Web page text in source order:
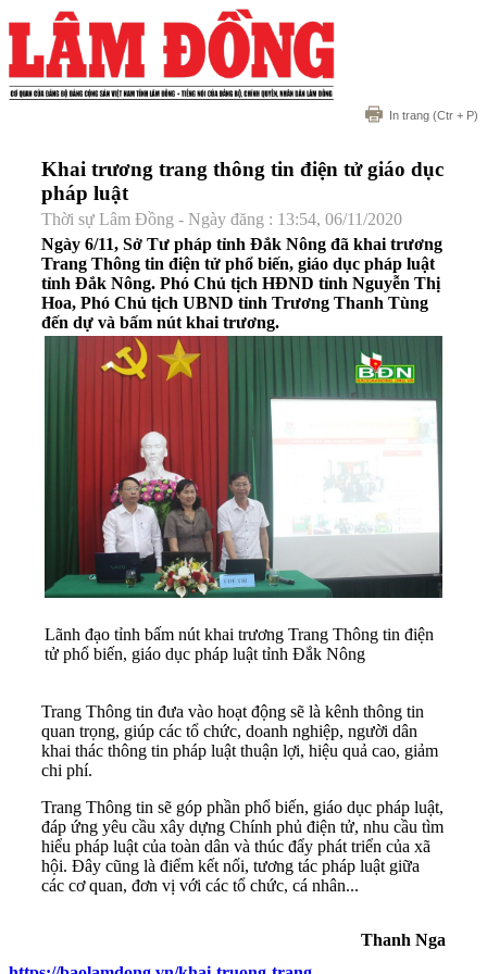
In trang (Ctr + P)
Khai trương trang thông tin điện tử giáo dục
pháp luật
Thời sự Lâm Đồng - Ngày đăng : 13:54, 06/11/2020
Ngày 6/11, Sở Tư pháp tỉnh Đắk Nông đã khai trương
Trang Thông tin điện tử phổ biến, giáo dục pháp luật
tỉnh Đắk Nông. Phó Chủ tịch HĐND tỉnh Nguyễn Thị
Hoa, Phó Chủ tịch UBND tỉnh Trương Thanh Tùng
đến dự và bấm nút khai trương.
Lãnh đạo tỉnh bấm nút khai trương Trang Thông tin điện
tử phổ biến, giáo dục pháp luật tỉnh Đắk Nông
Trang Thông tin đưa vào hoạt động sẽ là kênh thông tin
quan trọng, giúp các tổ chức, doanh nghiệp, người dân
khai thác thông tin pháp luật thuận lợi, hiệu quả cao, giảm
chi phí.
Trang Thông tin sẽ góp phần phổ biến, giáo dục pháp luật,
đáp ứng yêu cầu xây dựng Chính phủ điện tử, nhu cầu tìm
hiểu pháp luật của toàn dân và thúc đẩy phát triển của xã
hội. Đây cũng là điểm kết nối, tương tác pháp luật giữa
các cơ quan, đơn vị với các tổ chức, cá nhân...
Thanh Nga